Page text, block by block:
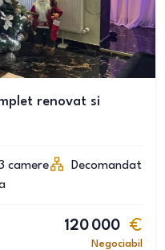
renovat si
camere
Decomandat
120 000
Negociabil